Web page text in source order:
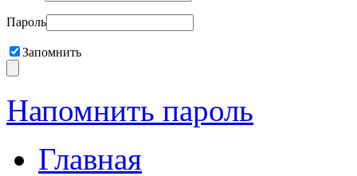
Пароль
Запомнить
Напомнить пароль
Главная